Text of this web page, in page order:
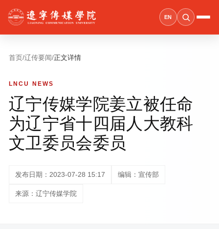
EN
首页/辽传要闻/正文详情
LNCU NEWS
辽宁传媒学院姜立被任命
为辽宁省十四届人大教科
文卫委员会委员
发布日期：2023-07-28 15:17 编辑：宣传部
来源：辽宁传媒学院